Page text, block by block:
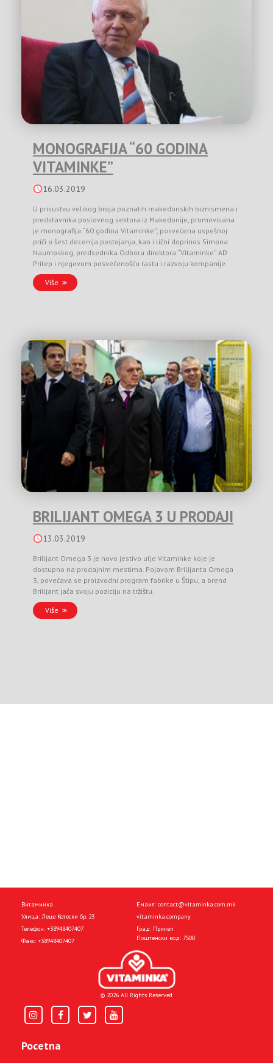
MONOGRAFIJA “60 GODINA
VITAMINKE”
16.03.2019
U prisustvu velikog broja poznatih makedonskih biznismena i
predstavnika poslovnog sektora iz Makedonije, promovisana
je monografija “60 godina Vitaminke”, posvećena uspešnoj
priči o šest decenija postojanja, kao i lični doprinos Simona
Naumoskog, predsednika Odbora direktora “Vitaminke” AD
Prilep i njegovom posvećenošću rastu i razvoju kompanije.
Više
BRILIJANT OMEGA 3 U PRODAJI
13.03.2019
Brilijant Omega 3 je novo jestivo ulje Vitaminke koje je
dostupno na prodajnim mestima. Pojavom Brilijanta Omega
3, povećava se proizvodni program fabrike u Štipu, a brend
Brilijant jača svoju poziciju na tržištu.
Više
Витаминка
Улица: Леце Котески бр. 23
Телефон: +38948407407
Факс: +38948407407
Емаил: contact@vitaminka.com.mk
vitaminka.company
Град: Прилеп
Поштенски код: 7500
© 2026 All Rights Reserved
Pocetna